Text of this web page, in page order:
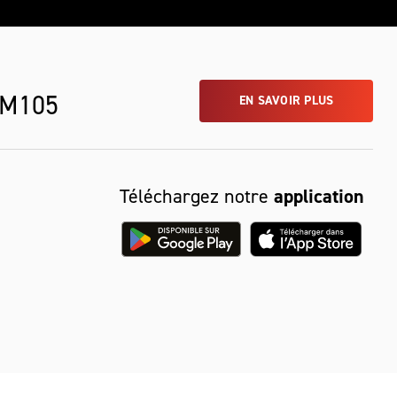
EN SAVOIR PLUS
Téléchargez notre application